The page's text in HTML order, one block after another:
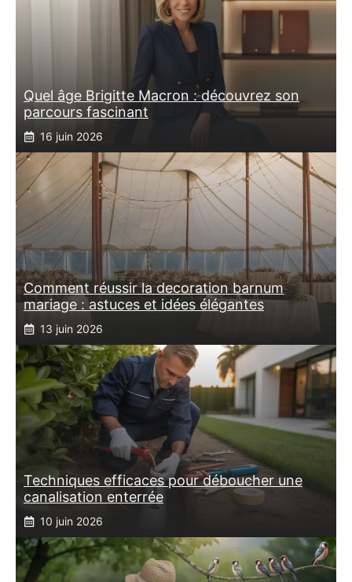
Quel âge Brigitte Macron : découvrez son
parcours fascinant
16 juin 2026
Comment réussir la decoration barnum
mariage : astuces et idées élégantes
13 juin 2026
Techniques efficaces pour déboucher une
canalisation enterrée
10 juin 2026